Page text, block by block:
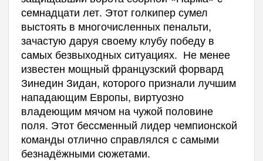
семнадцати лет. Этот голкипер сумел
выстоять в многочисленных пенальти,
зачастую даруя своему клубу победу в
самых безвыходных ситуациях. Не менее
известен мощный французский форвард
Зинедин Зидан, которого признали лучшим
нападающим Европы, виртуозно
владеющим мячом на чужой половине
поля. Этот бессменный лидер чемпионской
команды отлично справлялся с самыми
безнадёжными сюжетами.